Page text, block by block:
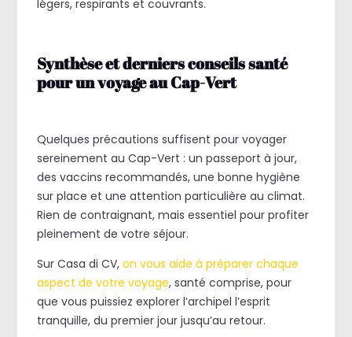
légers, respirants et couvrants.
Synthèse et derniers conseils santé
pour un voyage au Cap-Vert
Quelques précautions suffisent pour voyager
sereinement au Cap-Vert : un passeport à jour,
des vaccins recommandés, une bonne hygiène
sur place et une attention particulière au climat.
Rien de contraignant, mais essentiel pour profiter
pleinement de votre séjour.
Sur Casa di CV,on vous aide à préparer chaque
aspect de votre voyage, santé comprise, pour
que vous puissiez explorer l’archipel l’esprit
tranquille, du premier jour jusqu’au retour.